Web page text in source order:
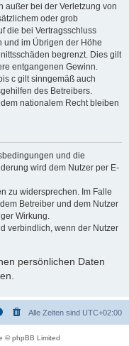
außer bei der Verletzung von
oder grob
die bei Vertragsschluss
und im Übrigen der Höhe
begrenzt. Dies gilt
entgangenen Gewinn.
c gilt sinngemäß auch
des Betreibers.
nationalem Recht bleiben
und die
wird dem Nutzer per E-
zu widersprechen. Im Falle
Betreiber und dem Nutzer
Wirkung.
verbindlich, wenn der Nutzer
persönlichen Daten
Alle Zeiten sind UTC+02:00
© phpBB Limited